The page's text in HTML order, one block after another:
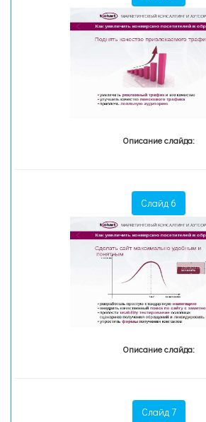
Описание слайда:
Слайд 6
Описание слайда:
Слайд 7